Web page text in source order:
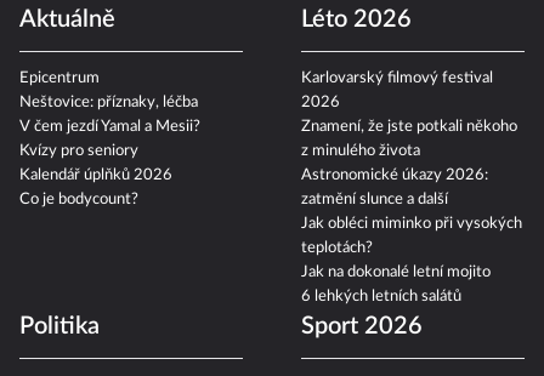
Aktuálně
Epicentrum
Neštovice: příznaky, léčba
V čem jezdí Yamal a Mesii?
Kvízy pro seniory
Kalendář úplňků 2026
Co je bodycount?
Léto 2026
Karlovarský filmový festival
2026
Znamení, že jste potkali někoho
z minulého života
Astronomické úkazy 2026:
zatmění slunce a další
Jak obléci miminko při vysokých
teplotách?
Jak na dokonalé letní mojito
6 lehkých letních salátů
Politika Sport 2026